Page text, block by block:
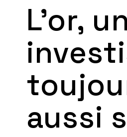
L’or, un
aussi